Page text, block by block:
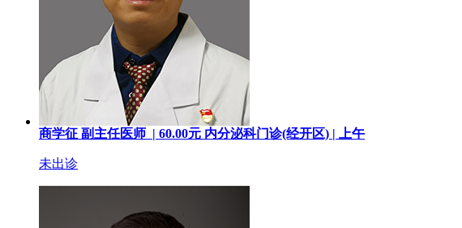
商学征 副主任医师 | 60.00元 内分泌科门诊(经开区) | 上午
未出诊